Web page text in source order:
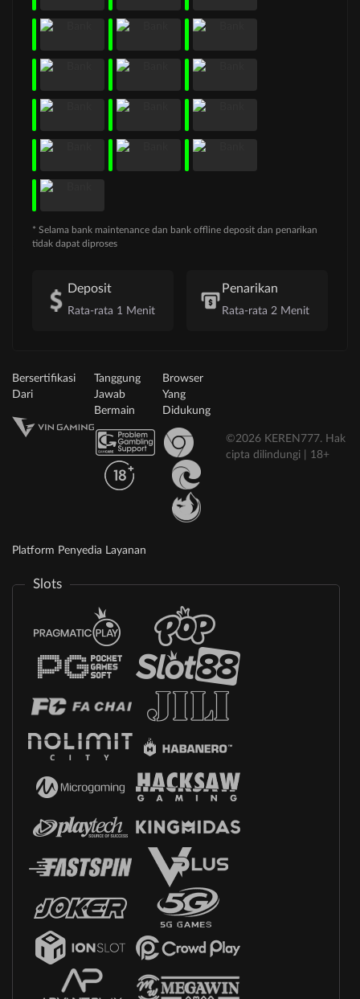
* Selama bank maintenance dan bank offline deposit dan penarikan
tidak dapat diproses
Deposit
Rata-rata 1 Menit
Penarikan
Rata-rata 2 Menit
Bersertifikasi
Dari
Tanggung
Jawab
Bermain
Browser
Yang
Didukung
©2026 KEREN777. Hak
cipta dilindungi | 18+
Platform Penyedia Layanan
Slots